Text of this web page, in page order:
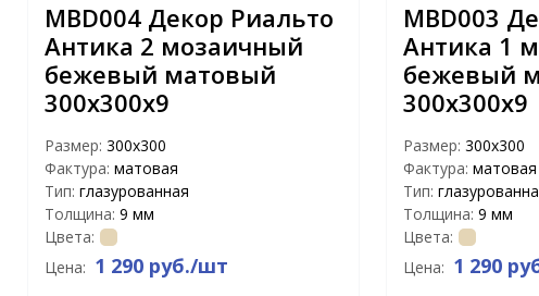
MBD004 Декор Риальто
Антика 2 мозаичный
бежевый матовый
300х300х9
Размер: 300х300
Фактура: матовая
Тип: глазурованная
Толщина: 9 мм
Цвета:
Цена: 1 290 руб./шт
MBD003
Антика 1
бежевый
300х300х9
Размер: 300х300
Фактура: матовая
Тип:
Толщина: 9 мм
Цвета:
Цена: 1 290